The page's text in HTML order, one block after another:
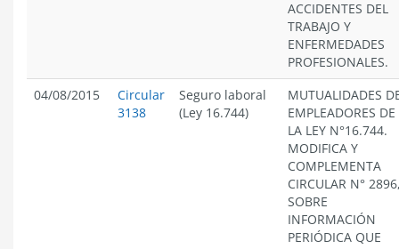
ACCIDENTES DEL
TRABAJO Y
ENFERMEDADES
PROFESIONALES.
04/08/2015
Circular
3138
Seguro laboral
(Ley 16.744)
MUTUALIDADES
EMPLEADORES DE
LA LEY N°16.744.
MODIFICA Y
COMPLEMENTA
CIRCULAR N°
SOBRE
INFORMACIÓN
PERIÓDICA QUE